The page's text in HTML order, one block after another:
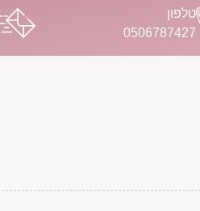
טלפון
0506787427